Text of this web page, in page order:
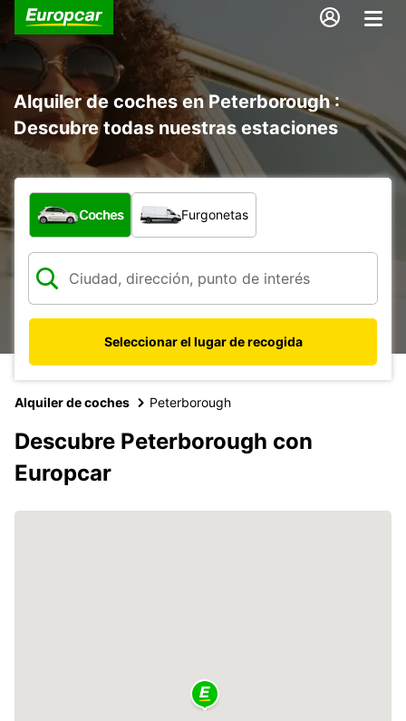
Alquiler de coches en Peterborough :
Descubre todas nuestras estaciones
¿Qué tipo de vehículo?
Coches Furgonetas
Seleccionar el lugar de recogida
Alquiler de coches Peterborough
Descubre Peterborough con
Europcar